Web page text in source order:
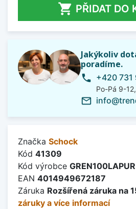
 PŘIDAT DO
Jakýkoliv
poradíme.
phone +420 731
Po-Pá 9-
mail_outline
Značka Schock
Kód 41309
Kód výrobce GREN100LAPUR
EAN 4014949672187
Záruka Rozšířená záruka na
záruky a více informací